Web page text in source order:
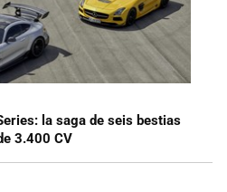
la saga de seis bestias
3.400 CV